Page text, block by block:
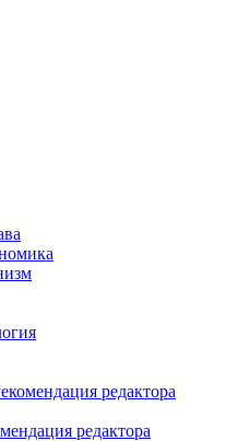
редактора
редактора